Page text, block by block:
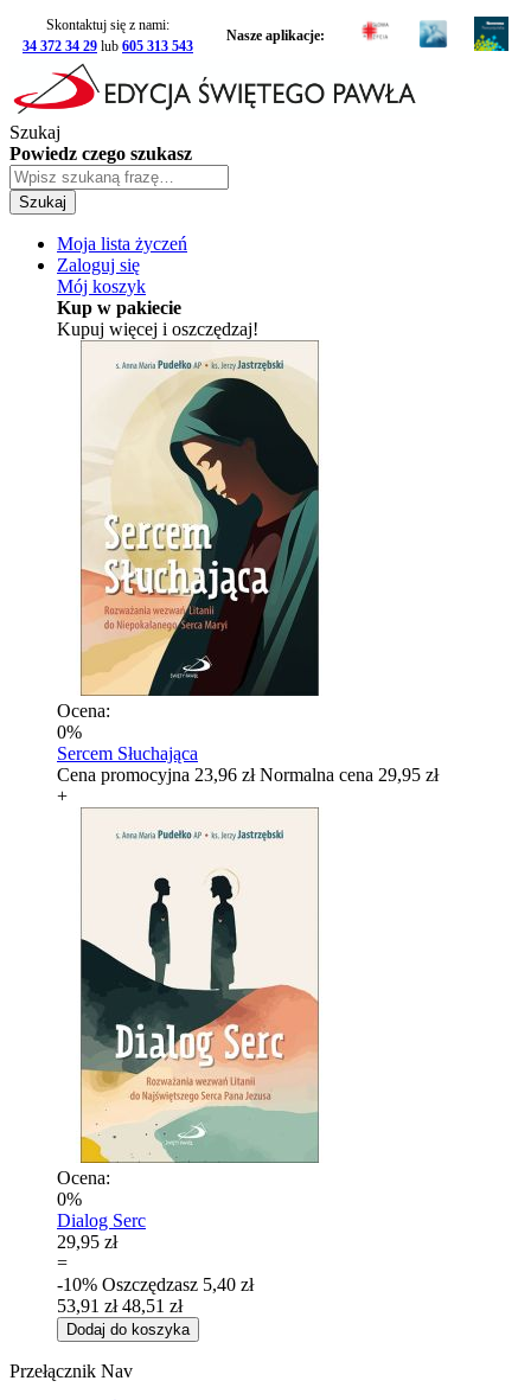
Skontaktuj się z nami:
34 372 34 29 lub 605 313 543
Nasze aplikacje:
Szukaj
Powiedz czego szukasz
Szukaj
Moja lista życzeń
Zaloguj się
Mój koszyk
Kup w pakiecie
Kupuj więcej i oszczędzaj!
Ocena:
0%
Sercem Słuchająca
Cena promocyjna 23,96 zł Normalna cena 29,95 zł
+
Ocena:
0%
Dialog Serc
29,95 zł
=
-10% Oszczędzasz 5,40 zł
53,91 zł 48,51 zł
Dodaj do koszyka
Przełącznik Nav